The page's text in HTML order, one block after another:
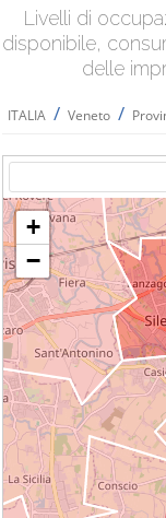
Livelli di
disponibile,
delle
ITALIA / Veneto /